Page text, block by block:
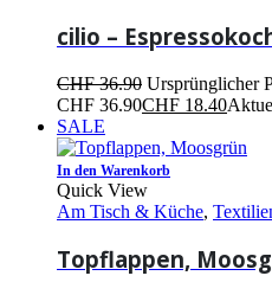
cilio –
CHF36.90 Ursprünglicher
CHF 36.90CHF 18.40
SALE
In den Warenkorb
Quick View
Am Tisch & Küche,
Topflappen,